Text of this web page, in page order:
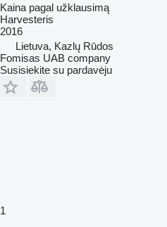
Kaina pagal užklausimą
Harvesteris
2016
Lietuva, Kazlų Rūdos
Fomisas UAB company
Susisiekite su pardavėju
1